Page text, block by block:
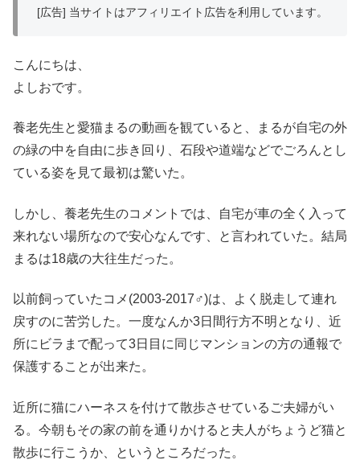
[広告] 当サイトはアフィリエイト広告を利用しています。
こんにちは、
よしおです。
養老先生と愛猫まるの動画を観ていると、まるが自宅の外
の緑の中を自由に歩き回り、石段や道端などでごろんとし
ている姿を見て最初は驚いた。
しかし、養老先生のコメントでは、自宅が車の全く入って
来れない場所なので安心なんです、と言われていた。結局
まるは18歳の大往生だった。
以前飼っていたコメ(2003-2017♂)は、よく脱走して連れ
戻すのに苦労した。一度なんか3日間行方不明となり、近
所にビラまで配って3日目に同じマンションの方の通報で
保護することが出来た。
近所に猫にハーネスを付けて散歩させているご夫婦がい
る。今朝もその家の前を通りかけると夫人がちょうど猫と
散歩に行こうか、というところだった。